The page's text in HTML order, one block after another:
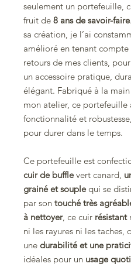
seulement un portefeuille,
fruit de 8 ans de savoir-faire
sa création, je l’ai
amélioré en tenant compte
retours de mes clients,
un accessoire pratique,
élégant. Fabriqué à la
mon atelier, ce portefeuille
fonctionnalité et
pour durer dans le temps.
Ce portefeuille est
cuir de bufflevert canard,
grainé et souplequi se
par son touché très
à nettoyer, ce cuir résistant
ni les rayures ni les taches,
une durabilité et une
idéales pour un usage